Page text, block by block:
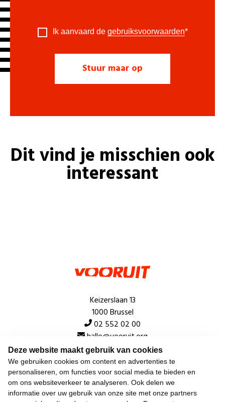
Deze website maakt gebruik van cookies
We gebruiken cookies om content en advertenties te
personaliseren, om functies voor social media te bieden en
om ons websiteverkeer te analyseren. Ook delen we
informatie over uw gebruik van onze site met onze partners
Ik aanvaard de gebruiksvoorwaarden*
Dit vind je misschien ook
interessant
Keizerslaan 13
1000 Brussel
02 552 02 00
hallo@vooruit.org
Snel
Over de beweging